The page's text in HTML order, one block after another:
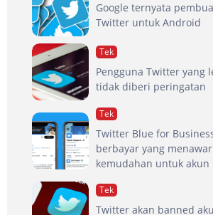
Google ternyata
Twitter untuk Android
Tek
Pengguna Twitter yang
tidak diberi peringatan
Tek
Twitter Blue for
berbayar yang
kemudahan untuk
Tek
Twitter akan banned